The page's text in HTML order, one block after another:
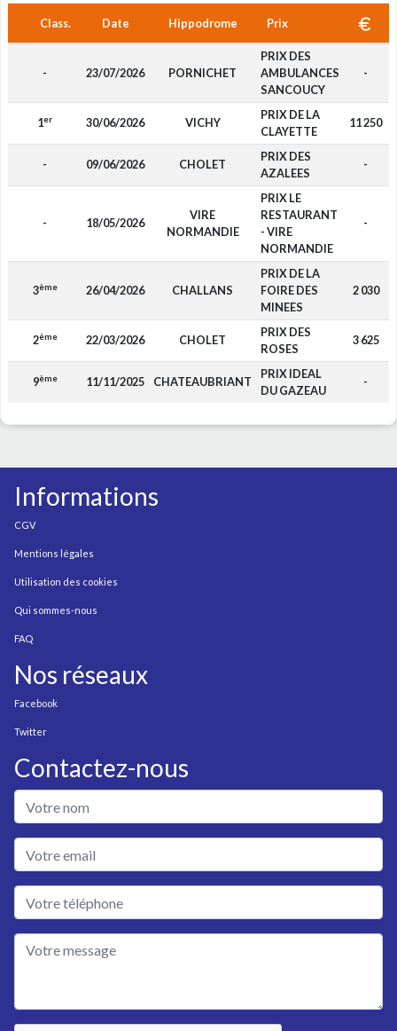
Class. Date Hippodrome Prix
- 23/07/2026 PORNICHET
PRIX DES
AMBULANCES
SANCOUCY
-
1er 30/06/2026 VICHY
PRIX DE LA
CLAYETTE
11 250
- 09/06/2026 CHOLET
PRIX DES
AZALEES
-
- 18/05/2026
VIRE
NORMANDIE
PRIX LE
RESTAURANT
- VIRE
NORMANDIE
-
3ème 26/04/2026 CHALLANS
PRIX DE LA
FOIRE DES
MINEES
2 030
2ème 22/03/2026 CHOLET
PRIX DES
ROSES
3 625
9ème 11/11/2025 CHATEAUBRIANT
PRIX IDEAL
DU GAZEAU
-
Informations
CGV
Mentions légales
Utilisation des cookies
Qui sommes-nous
FAQ
Nos réseaux
Facebook
Twitter
Contactez-nous